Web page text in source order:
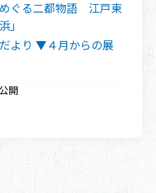
めぐる二都物語 江戸東
」
より ▼４月からの展
開